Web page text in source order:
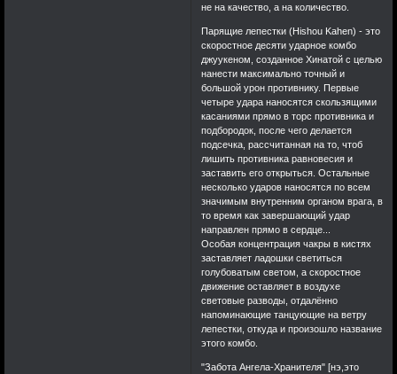
не на качество, а на количество.
Парящие лепестки (Hishou Kahen) - это
скоростное десяти ударное комбо
джуукеном, созданное Хинатой с целью
нанести максимально точный и
большой урон противнику. Первые
четыре удара наносятся скользящими
касаниями прямо в торс противника и
подбородок, после чего делается
подсечка, рассчитанная на то, чтоб
лишить противника равновесия и
заставить его открыться. Остальные
несколько ударов наносятся по всем
значимым внутренним органом врага, в
то время как завершающий удар
направлен прямо в сердце...
Особая концентрация чакры в кистях
заставляет ладошки светиться
голубоватым светом, а скоростное
движение оставляет в воздухе
световые разводы, отдалённо
напоминающие танцующие на ветру
лепестки, откуда и произошло название
этого комбо.
"Забота Ангела-Хранителя" [нэ,это